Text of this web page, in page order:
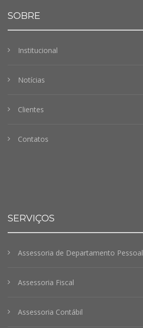
SOBRE
Institucional
Notícias
Clientes
Contatos
SERVIÇOS
Assessoria de Departamento Pessoal
Assessoria Fiscal
Assessoria Contábil